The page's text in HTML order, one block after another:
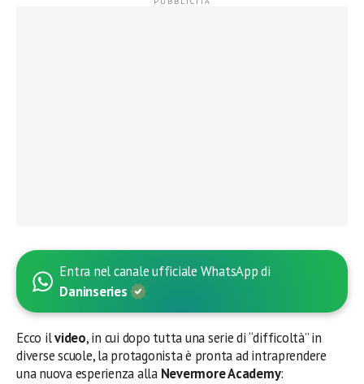
Entra nel canale ufficiale WhatsApp di
Daninseries
Ecco ilvideo, in cui dopo tutta una serie di “difficoltà” in
diverse scuole, la protagonista è pronta ad intraprendere
una nuova esperienza alla Nevermore Academy: